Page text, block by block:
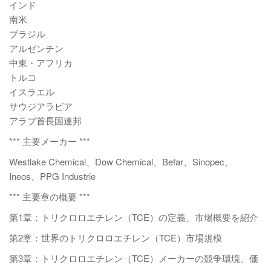
インド
南米
ブラジル
アルゼンチン
中東・アフリカ
トルコ
イスラエル
サウジアラビア
アラブ首長国連邦
*** 主要メーカー ***
Westlake Chemical、Dow Chemical、Befar、Sinopec、
Ineos、PPG Industrie
*** 主要章の概要 ***
第1章：トリクロロエチレン（TCE）の定義、市場概要を紹介
第2章：世界のトリクロロエチレン（TCE）市場規模
第3章：トリクロロエチレン（TCE）メーカーの競争環境、価